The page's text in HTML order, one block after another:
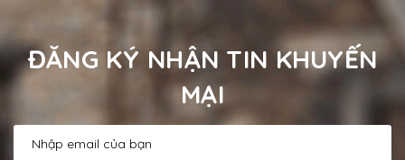
ĐĂNG KÝ NHẬN TIN KHUYẾN
MẠI